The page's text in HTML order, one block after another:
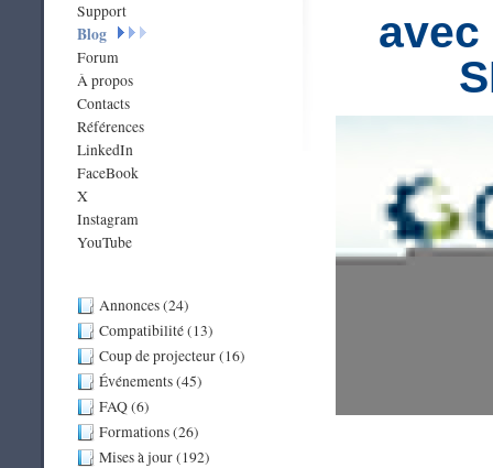
Support
Blog
Forum
À propos
Contacts
Références
LinkedIn
FaceBook
X
Instagram
YouTube
Annonces (24)
Compatibilité (13)
Coup de projecteur (16)
Événements (45)
FAQ (6)
Formations (26)
Mises à jour (192)